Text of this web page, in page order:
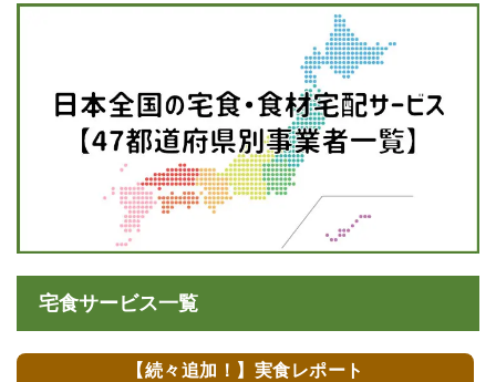
宅食サービス一覧
【続々追加！】実食レポート